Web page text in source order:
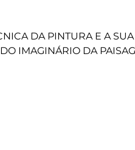
DA PINTURA E A SUA